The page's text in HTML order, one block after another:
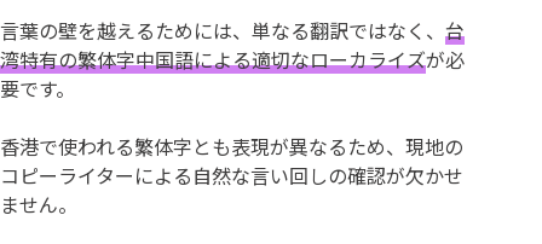
言葉の壁を越えるためには、単なる翻訳ではなく、 台
湾特有の繁体字中国語による適切なローカライズが必
要です。
香港で使われる繁体字とも表現が異なるため、現地の
コピーライターによる自然な言い回しの確認が欠かせ
ません。